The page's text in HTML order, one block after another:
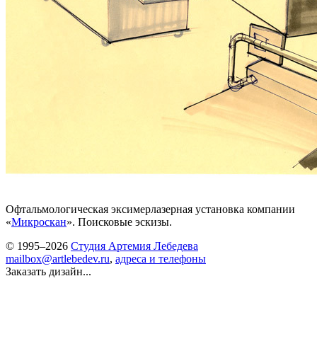
Офтальмологическая эксимерлазерная установка компании
«Микроскан». Поисковые эскизы.
© 1995–2026 Студия Артемия Лебедева
mailbox@artlebedev.ru, адреса и телефоны
Заказать дизайн...